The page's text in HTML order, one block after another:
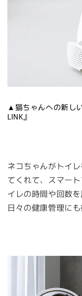
▲猫ちゃんへの新し
LINK』
ネコちゃんがトイ
てくれて、スマー
イレの時間や回数
日々の健康管理にも